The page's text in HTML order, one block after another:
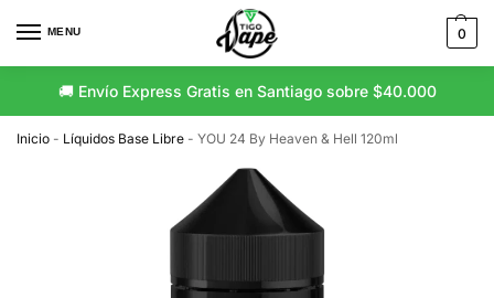
MENU 0
🚚 Envío Express Gratis en Santiago sobre $40.000
Inicio - Líquidos Base Libre - YOU 24 By Heaven & Hell 120ml